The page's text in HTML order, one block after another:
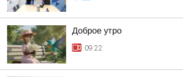
Доброе утро
09:22